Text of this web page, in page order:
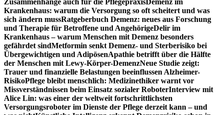
Zusammenhänge auch für die PflegepraxisDemenz im
Krankenhaus: warum die Versorgung so oft scheitert und was
sich ändern mussRatgeberbuch Demenz: neues aus Forschung
und Therapie für Betroffene und AngehörigeDelir im
Krankenhaus – warum Menschen mit Demenz besonders
gefährdet sindMetformin senkt Demenz- und Sterberisiko bei
Übergewichtigen und AdipösenApathie betrifft über die Hälfte
der Menschen mit Lewy-Körper-DemenzNeue Studie zeigt:
Trauer und finanzielle Belastungen beeinflussen Alzheimer-
RisikoPflege bleibt menschlich: Medizinethiker warnt vor
Missverständnissen beim Einsatz sozialer RoboterInterview mit
Alice Lin: was einer der weltweit fortschrittlichsten
Versorgungsroboter im Dienste der Pflege derzeit kann – und